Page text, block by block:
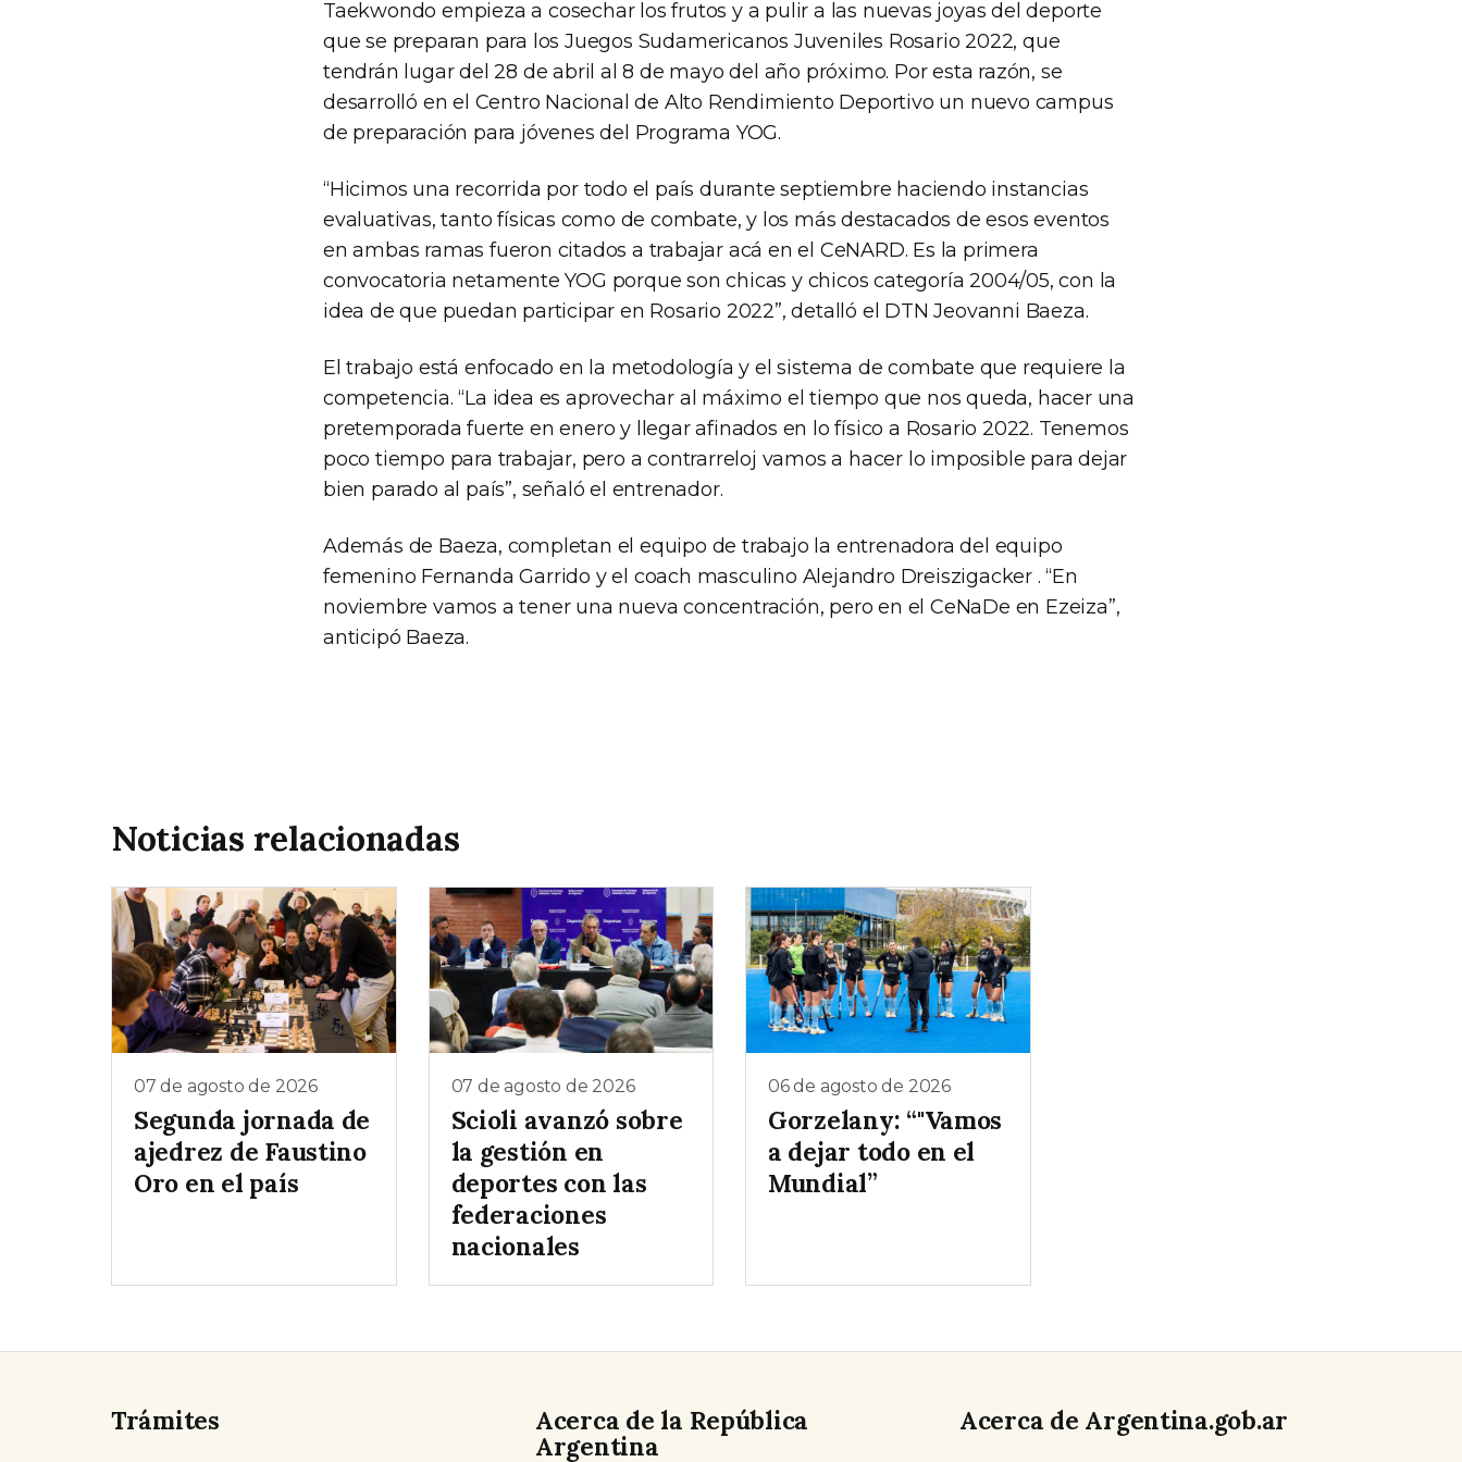
Taekwondo empieza a cosechar los frutos y a pulir a las nuevas joyas del deporte
que se preparan para los Juegos Sudamericanos Juveniles Rosario 2022, que
tendrán lugar del 28 de abril al 8 de mayo del año próximo. Por esta razón, se
desarrolló en el Centro Nacional de Alto Rendimiento Deportivo un nuevo campus
de preparación para jóvenes del Programa YOG.
“Hicimos una recorrida por todo el país durante septiembre haciendo instancias
evaluativas, tanto físicas como de combate, y los más destacados de esos eventos
en ambas ramas fueron citados a trabajar acá en el CeNARD. Es la primera
convocatoria netamente YOG porque son chicas y chicos categoría 2004/05, con la
idea de que puedan participar en Rosario 2022”, detalló el DTN Jeovanni Baeza.
El trabajo está enfocado en la metodología y el sistema de combate que requiere la
competencia. “La idea es aprovechar al máximo el tiempo que nos queda, hacer una
pretemporada fuerte en enero y llegar afinados en lo físico a Rosario 2022. Tenemos
poco tiempo para trabajar, pero a contrarreloj vamos a hacer lo imposible para dejar
bien parado al país”, señaló el entrenador.
Además de Baeza, completan el equipo de trabajo la entrenadora del equipo
femenino Fernanda Garrido y el coach masculino Alejandro Dreiszigacker . “En
noviembre vamos a tener una nueva concentración, pero en el CeNaDe en Ezeiza”,
anticipó Baeza.
Noticias relacionadas
07 de agosto de 2026
Segunda jornada de
ajedrez de Faustino
Oro en el país
07 de agosto de 2026
Scioli avanzó sobre
la gestión en
deportes con las
federaciones
nacionales
06 de agosto de 2026
Gorzelany: “"Vamos
a dejar todo en el
Mundial”
Trámites
Acerca de la República
Argentina
Acerca de Argentina.gob.ar